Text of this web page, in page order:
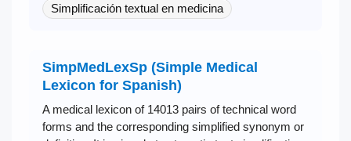
Simplificación textual en medicina
SimpMedLexSp (Simple Medical
Lexicon for Spanish)
A medical lexicon of 14013 pairs of technical word
forms and the corresponding simplified synonym or